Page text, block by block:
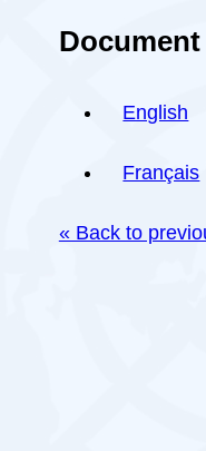
English
Français
« Back to